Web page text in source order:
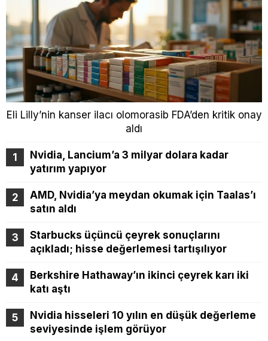
Eli Lilly’nin kanser ilacı olomorasib FDA’den kritik onay
aldı
Nvidia, Lancium’a 3 milyar dolara kadar
yatırım yapıyor
AMD, Nvidia’ya meydan okumak için Taalas’ı
satın aldı
Starbucks üçüncü çeyrek sonuçlarını
açıkladı; hisse değerlemesi tartışılıyor
Berkshire Hathaway’ın ikinci çeyrek karı iki
katı aştı
Nvidia hisseleri 10 yılın en düşük değerleme
seviyesinde işlem görüyor